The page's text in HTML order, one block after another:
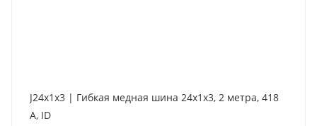
J24x1x3 | Гибкая медная шина 24x1x3, 2 метра, 418
А, ID